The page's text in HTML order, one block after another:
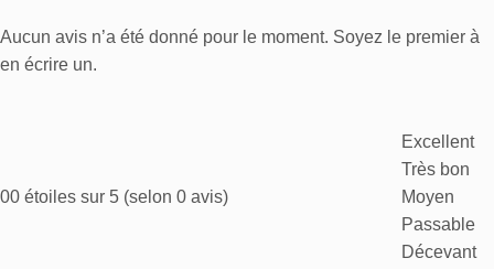
Aucun avis n’a été donné pour le moment. Soyez le premier à
en écrire un.
00 étoiles sur 5 (selon 0 avis)
Excellent
Très bon
Moyen
Passable
Décevant